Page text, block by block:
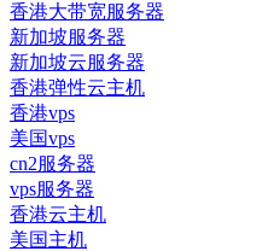
香港大带宽服务器
新加坡服务器
新加坡云服务器
香港弹性云主机
香港vps
美国vps
cn2服务器
vps服务器
香港云主机
美国主机